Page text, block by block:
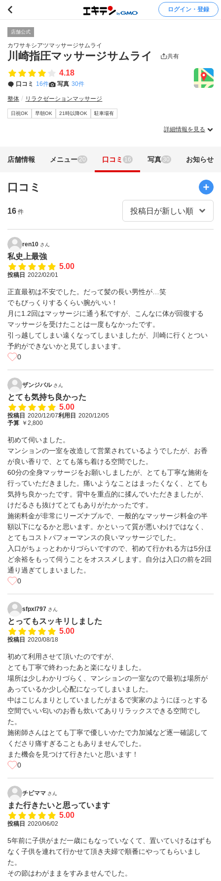
ログイン・登録
店舗公式
カワサキシアツマッサージサムライ
川崎指圧マッサージサムライ 共有
4.18
口コミ 16件 写真 30件
整体 リラクゼーションマッサージ
日祝OK 早朝OK 21時以降OK 駐車場有
詳細情報を見る
店舗情報 メニュー 20 口コミ 16 写真 30 お知らせ
口コミ
16 件
ren10 さん
私史上最強
5.00
投稿日 2022/02/01
正直最初は不安でした。だって髪の長い男性が…笑
でもびっくりするくらい腕がいい！
月に1.2回はマッサージに通う私ですが、こんなに体が回復する
マッサージを受けたことは一度もなかったです。
引っ越してしまい遠くなってしまいましたが、川崎に行くとつい
予約ができないかと見てしまいます。
0
ザンジバル さん
とても気持ち良かった
5.00
投稿日 2020/12/07利用日 2020/12/05
予算 ￥2,800
初めて伺いました。
マンションの一室を改造して営業されているようでしたが、お香
が良い香りで、とても落ち着ける空間でした。
60分の全身マッサージをお願いしましたが、とても丁寧な施術を
行っていただきました。痛いようなことはまったくなく、とても
気持ち良かったです。背中を重点的に揉んでいただきましたが、
けだるさも抜けてとてもありがたかったです。
施術料金が非常にリーズナブルで、一般的なマッサージ料金の半
額以下になるかと思います。かといって質が悪いわけではなく、
とてもコストパフォーマンスの良いマッサージでした。
入口がちょっとわかりづらいですので、初めて行かれる方は5分ほ
ど余裕をもって伺うことをオススメします。自分は入口の前を2回
通り過ぎてしまいました。
0
sfpxl797 さん
とってもスッキリしました
5.00
投稿日 2020/08/18
初めて利用させて頂いたのですが、
とても丁寧で終わったあと楽になりました。
場所は少しわかりづらく、マンションの一室なので最初は場所が
あっているか少し心配になってしまいました。
中はこじんまりとしていましたがまるで実家のようにほっとする
空間でいい匂いのお香も炊いてありリラックスできる空間でし
た。
施術師さんはとても丁寧で優しいかたで力加減など逐一確認して
くださり痛すぎることもありませんでした。
また機会を見つけて行きたいと思います！
0
チビママ さん
また行きたいと思っています
5.00
投稿日 2020/06/02
5年前に子供がまだ一歳にもなっていなくて、置いていけるはずも
なく子供を連れて行かせて頂き夫婦で順番にやってもらいまし
た。
その節はわがままをすみませんでした。